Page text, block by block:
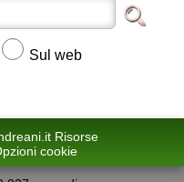
Sul web
Risorse
cookie